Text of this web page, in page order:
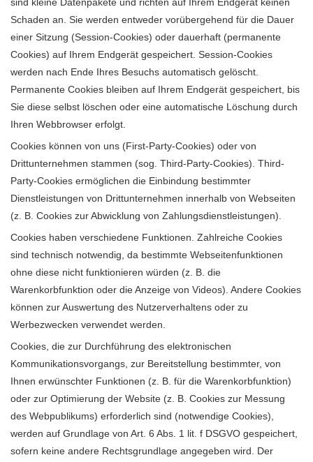
Schaden an. Sie werden entweder vorübergehend für die Dauer
einer Sitzung (Session-Cookies) oder dauerhaft (permanente
Cookies) auf Ihrem Endgerät gespeichert. Session-Cookies
werden nach Ende Ihres Besuchs automatisch gelöscht.
Permanente Cookies bleiben auf Ihrem Endgerät gespeichert, bis
Sie diese selbst löschen oder eine automatische Löschung durch
Ihren Webbrowser erfolgt.
Cookies können von uns (First-Party-Cookies) oder von
Drittunternehmen stammen (sog. Third-Party-Cookies). Third-
Party-Cookies ermöglichen die Einbindung bestimmter
Dienstleistungen von Drittunternehmen innerhalb von Webseiten
(z. B. Cookies zur Abwicklung von Zahlungsdienstleistungen).
Cookies haben verschiedene Funktionen. Zahlreiche Cookies
sind technisch notwendig, da bestimmte Webseitenfunktionen
ohne diese nicht funktionieren würden (z. B. die
Warenkorbfunktion oder die Anzeige von Videos). Andere Cookies
können zur Auswertung des Nutzerverhaltens oder zu
Werbezwecken verwendet werden.
Cookies, die zur Durchführung des elektronischen
Kommunikationsvorgangs, zur Bereitstellung bestimmter, von
Ihnen erwünschter Funktionen (z. B. für die Warenkorbfunktion)
oder zur Optimierung der Website (z. B. Cookies zur Messung
des Webpublikums) erforderlich sind (notwendige Cookies),
werden auf Grundlage von Art. 6 Abs. 1 lit. f DSGVO gespeichert,
sofern keine andere Rechtsgrundlage angegeben wird. Der